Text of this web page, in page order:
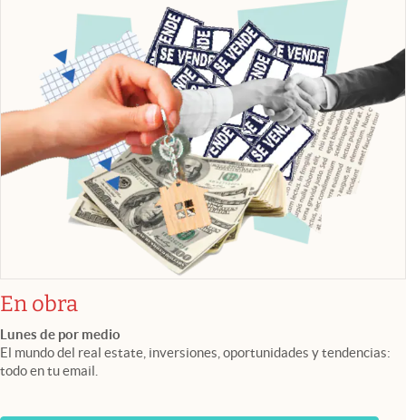
En obra
Lunes de por medio
El mundo del real estate, inversiones, oportunidades y tendencias:
todo en tu email.